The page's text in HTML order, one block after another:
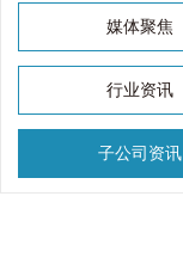
媒体聚焦
行业资讯
子公司资讯